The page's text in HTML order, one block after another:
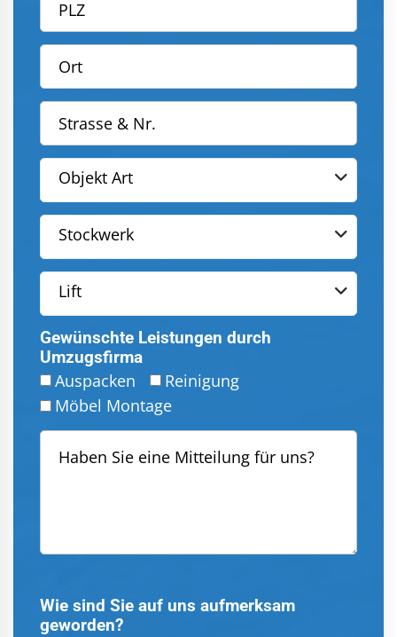
Objekt Art
Stockwerk
Lift
Gewünschte Leistungen durch
Umzugsfirma
Auspacken
Reinigung
Möbel Montage
Wie sind Sie auf uns aufmerksam
geworden?